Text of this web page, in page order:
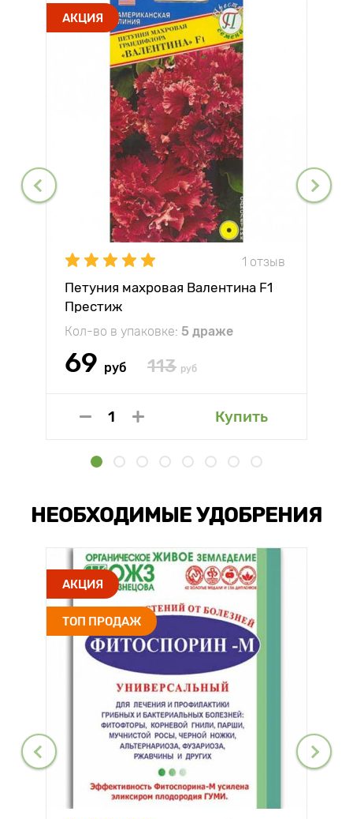
АКЦИЯ
1 отзыв
Петуния махровая Валентина F1
Престиж
Кол-во в упаковке: 5 драже
69 руб 113 руб
Купить
НЕОБХОДИМЫЕ УДОБРЕНИЯ
АКЦИЯ
ТОП ПРОДАЖ